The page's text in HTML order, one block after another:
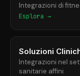
Integrazioni di
Esplora →
Soluzioni
Integrazioni nel
sanitarie affini